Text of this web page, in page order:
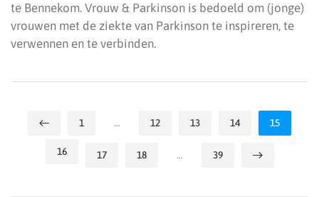
te Bennekom. Vrouw & Parkinson is bedoeld om (jonge)
vrouwen met de ziekte van Parkinson te inspireren, te
verwennen en te verbinden.
1 … 12 13 14 15
16 17 18 … 39